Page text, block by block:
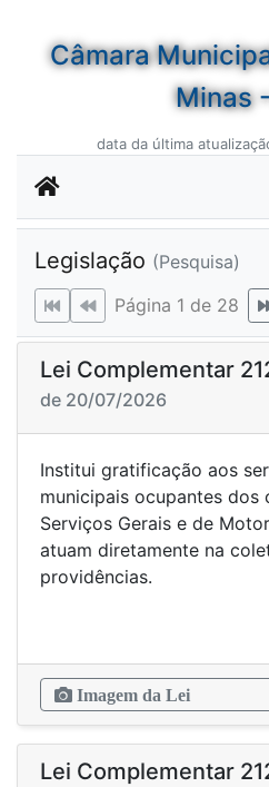
Câmara
Minas
data da última
Legislação (Pesquisa)
Página 1 de 28
Lei Complementar
de 20/07/2026
Institui gratificação aos
municipais ocupantes dos
Serviços Gerais e de
atuam diretamente na
providências.
Imagem da Lei
Lei Complementar